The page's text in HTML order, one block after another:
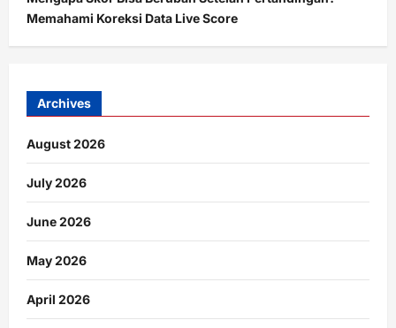
Memahami Koreksi Data Live Score
Archives
August 2026
July 2026
June 2026
May 2026
April 2026